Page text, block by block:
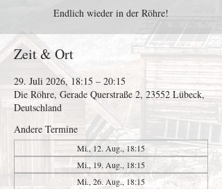
Endlich wieder in der Röhre!
Zeit & Ort
29. Juli 2026, 18:15 – 20:15
Die Röhre, Gerade Querstraße 2, 23552 Lübeck,
Deutschland
Andere Termine
Mi., 12. Aug., 18:15
Mi., 19. Aug., 18:15
Mi., 26. Aug., 18:15